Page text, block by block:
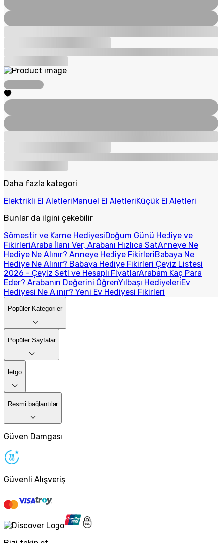
Daha fazla kategori
Elektrikli El AletleriManuel El AletleriKüçük El Aletleri
Bunlar da ilgini çekebilir
Sömestir ve Karne HediyesiDoğum Günü Hediye ve
FikirleriAraba İlanı Ver, Arabanı Hızlıca SatAnneye Ne
Hediye Ne Alınır? Anneye Hediye FikirleriBabaya Ne
Hediye Ne Alınır? Babaya Hediye Fikirleri Çeyiz Listesi
2026 - Çeyiz Seti ve Hesaplı FiyatlarArabam Kaç Para
Eder? Arabanın Değerini ÖğrenYılbaşı HediyeleriEv
Hediyesi Ne Alınır? Yeni Ev Hediyesi Fikirleri
Popüler Kategoriler
Popüler Sayfalar
letgo
Resmi bağlantılar
Güven Damgası
Güvenli Alışveriş